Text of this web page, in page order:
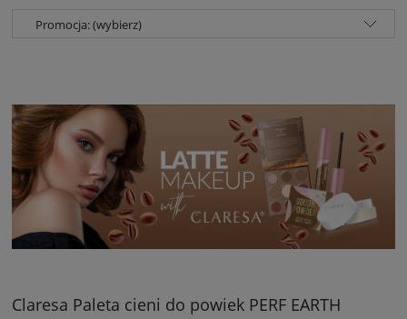
Promocja: (wybierz)
Claresa Paleta cieni do powiek PERF EARTH